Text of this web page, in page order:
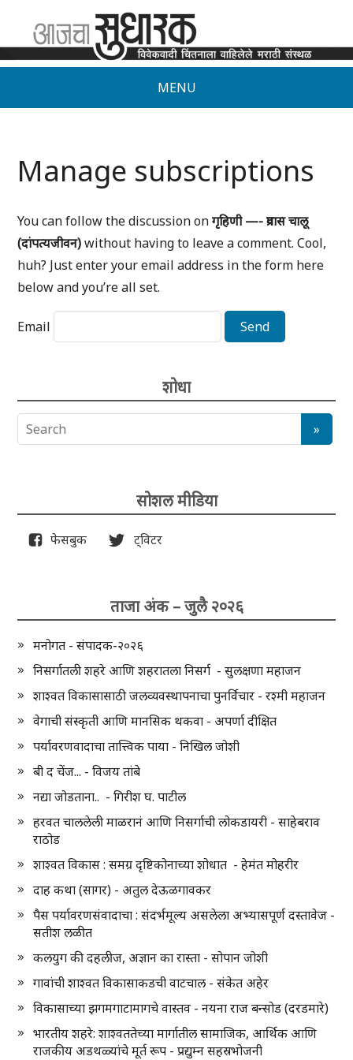
MENU
Manage subscriptions
You can follow the discussion onगृहिणी —- प्रवास चालू
(दांपत्यजीवन)without having to leave a comment. Cool,
huh? Just enter your email address in the form here
below and you’re all set.
Email
शोधा
सोशल मीडिया
फेसबुक ट्विटर
ताजा अंक – जुलै २०२६
मनोगत - संपादक-२०२६
निसर्गातली शहरे आणि शहरातला निसर्ग - सुलक्षणा महाजन
शाश्वत विकासासाठी जलव्यवस्थापनाचा पुनर्विचार - रश्मी महाजन
वेगाची संस्कृती आणि मानसिक थकवा - अपर्णा दीक्षित
पर्यावरणवादाचा तात्त्विक पाया - निखिल जोशी
बी द चेंज... - विजय तांबे
नद्या जोडताना.. - गिरीश घ. पाटील
हरवत चाललेली माळरानं आणि निसर्गाची लोकडायरी - साहेबराव
राठोड
शाश्वत विकास : समग्र दृष्टिकोनाच्या शोधात - हेमंत मोहरीर
दाह कथा (सागर) - अतुल देऊळगावकर
पैस पर्यावरणसंवादाचा : संदर्भमूल्य असलेला अभ्यासपूर्ण दस्तावेज -
सतीश लळीत
कलयुग की दहलीज, अज्ञान का रास्ता - सोपान जोशी
गावांची शाश्वत विकासाकडची वाटचाल - संकेत अहेर
विकासाच्या झगमगाटामागचे वास्तव - नयना राज बन्सोड (दरडमारे)
भारतीय शहरे: शाश्वततेच्या मार्गातील सामाजिक, आर्थिक आणि
राजकीय अडथळ्यांचे मूर्त रूप - प्रद्युम्न सहस्रभोजनी